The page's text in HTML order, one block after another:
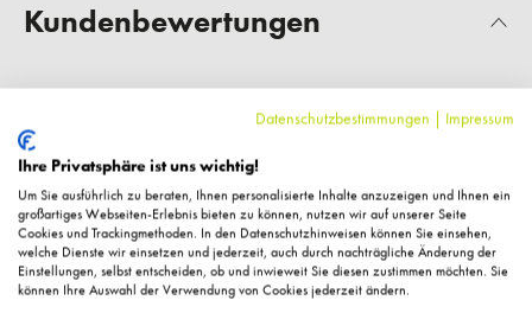
Kundenbewertungen
Fragen zum Artikel?
Ähnliche Artikel
Datenschutzbestimmungen | Impressum
Ihre Privatsphäre ist uns wichtig!
Um Sie ausführlich zu beraten, Ihnen personalisierte Inhalte anzuzeigen und Ihnen ein
großartiges Webseiten-Erlebnis bieten zu können, nutzen wir auf unserer Seite
Cookies und Trackingmethoden. In den Datenschutzhinweisen können Sie einsehen,
welche Dienste wir einsetzen und jederzeit, auch durch nachträgliche Änderung der
Einstellungen, selbst entscheiden, ob und inwieweit Sie diesen zustimmen möchten. Sie
können Ihre Auswahl der Verwendung von Cookies jederzeit ändern.